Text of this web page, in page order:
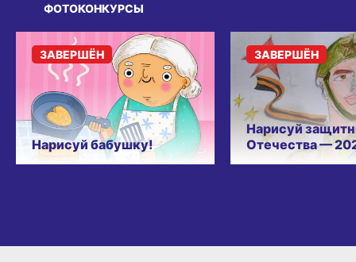
ФОТОКОНКУРСЫ
Нарисуй бабушку!
ЗАВЕРШЁН
Нарисуй
Отечества —
ЗАВЕРШЁН